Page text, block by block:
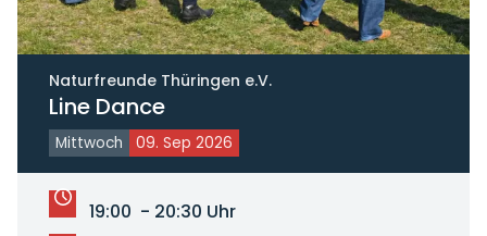
Naturfreunde Thüringen e.V.
Line Dance
Mittwoch 09. Sep 2026
19:00 - 20:30 Uhr